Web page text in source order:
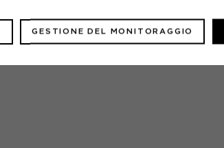
GESTIONE DEL MONITORAGGIO